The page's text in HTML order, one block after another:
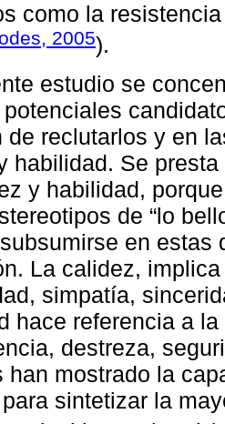
como la
2005).
estudio se
de reclutarlos y en
habilidad. Se
y habilidad,
de “lo
en
La calidez,
simpatía,
hace referencia a
destreza,
han mostrado la
sintetizar la